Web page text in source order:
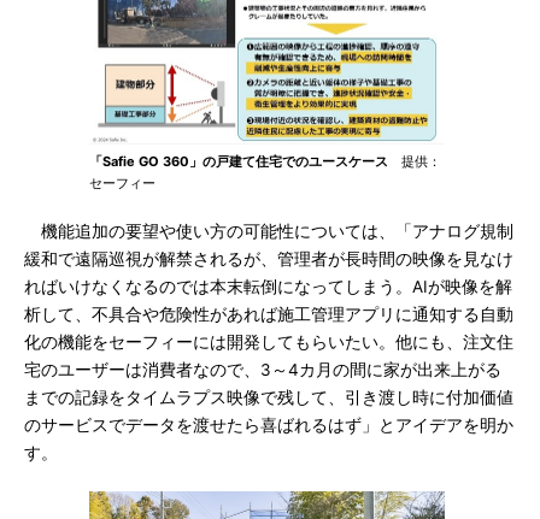
「Safie GO 360」の戸建て住宅でのユースケース 提供：
セーフィー
機能追加の要望や使い方の可能性については、「アナログ規制
緩和で遠隔巡視が解禁されるが、管理者が長時間の映像を見なけ
ればいけなくなるのでは本末転倒になってしまう。AIが映像を解
析して、不具合や危険性があれば施工管理アプリに通知する自動
化の機能をセーフィーには開発してもらいたい。他にも、注文住
宅のユーザーは消費者なので、3～4カ月の間に家が出来上がる
までの記録をタイムラプス映像で残して、引き渡し時に付加価値
のサービスでデータを渡せたら喜ばれるはず」とアイデアを明か
す。